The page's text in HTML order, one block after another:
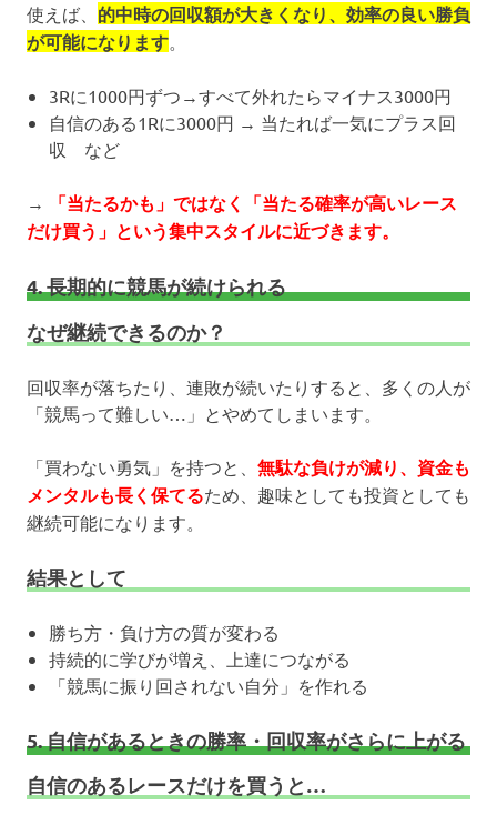
使えば、 的中時の回収額が大きくなり、効率の良い勝負
が可能になります。
3Rに1000円ずつ→すべて外れたらマイナス3000円
自信のある1Rに3000円 → 当たれば一気にプラス回
収 など
→
「当たるかも」ではなく「当たる確率が高いレース
だけ買う」という集中スタイルに近づきます。
4. 長期的に競馬が続けられる
なぜ継続できるのか？
回収率が落ちたり、連敗が続いたりすると、多くの人が
「競馬って難しい…」とやめてしまいます。
「買わない勇気」を持つと、 無駄な負けが減り、資金も
メンタルも長く保てるため、趣味としても投資としても
継続可能になります。
結果として
勝ち方・負け方の質が変わる
持続的に学びが増え、上達につながる
「競馬に振り回されない自分」を作れる
5. 自信があるときの勝率・回収率がさらに上がる
自信のあるレースだけを買うと…